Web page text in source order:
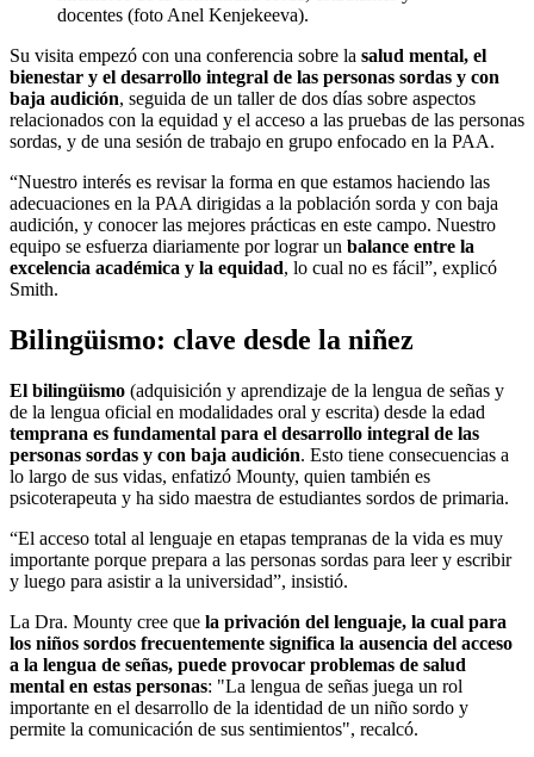
docentes (foto Anel Kenjekeeva).
Su visita empezó con una conferencia sobre la salud mental, el
bienestar y el desarrollo integral de las personas sordas y con
baja audición, seguida de un taller de dos días sobre aspectos
relacionados con la equidad y el acceso a las pruebas de las personas
sordas, y de una sesión de trabajo en grupo enfocado en la PAA.
“Nuestro interés es revisar la forma en que estamos haciendo las
adecuaciones en la PAA dirigidas a la población sorda y con baja
audición, y conocer las mejores prácticas en este campo. Nuestro
equipo se esfuerza diariamente por lograr un balance entre la
excelencia académica y la equidad, lo cual no es fácil”, explicó
Smith.
Bilingüismo: clave desde la niñez
El bilingüismo (adquisición y aprendizaje de la lengua de señas y
de la lengua oficial en modalidades oral y escrita) desde la edad
temprana es fundamental para el desarrollo integral de las
personas sordas y con baja audición. Esto tiene consecuencias a
lo largo de sus vidas, enfatizó Mounty, quien también es
psicoterapeuta y ha sido maestra de estudiantes sordos de primaria.
“El acceso total al lenguaje en etapas tempranas de la vida es muy
importante porque prepara a las personas sordas para leer y escribir
y luego para asistir a la universidad”, insistió.
La Dra. Mounty cree que la privación del lenguaje, la cual para
los niños sordos frecuentemente significa la ausencia del acceso
a la lengua de señas, puede provocar problemas de salud
mental en estas personas: "La lengua de señas juega un rol
importante en el desarrollo de la identidad de un niño sordo y
permite la comunicación de sus sentimientos", recalcó.